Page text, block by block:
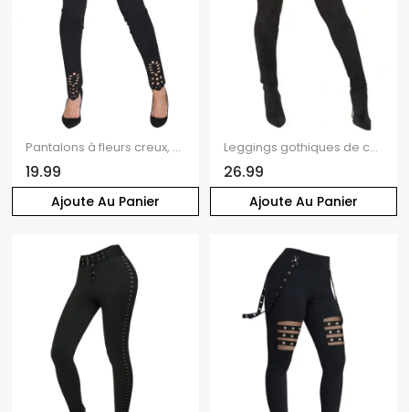
Ajoute Au Panier
Pantalons à fleurs creux, pantalon skinny taille haute uni
19.99
Ajoute Au Panier
Leggings gothiques de couleur unie avec fermeture éclair et anneau en O et sangle à boucle
26.99